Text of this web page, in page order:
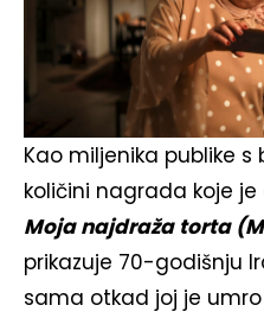
Kao miljenika publike
količini nagrada koje
Moja najdraža torta
prikazuje 70-godišnju
sama otkad joj je